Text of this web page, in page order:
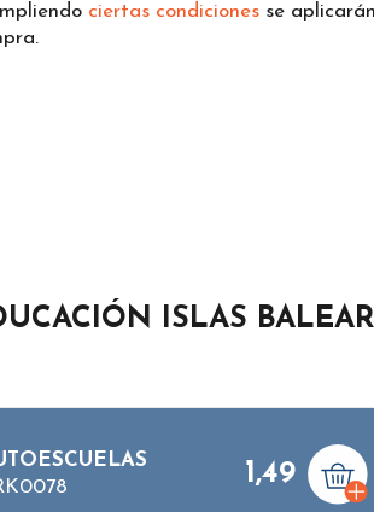
ciertas condiciones se
ISLAS
1,49